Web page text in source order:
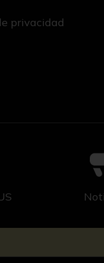
privacidad